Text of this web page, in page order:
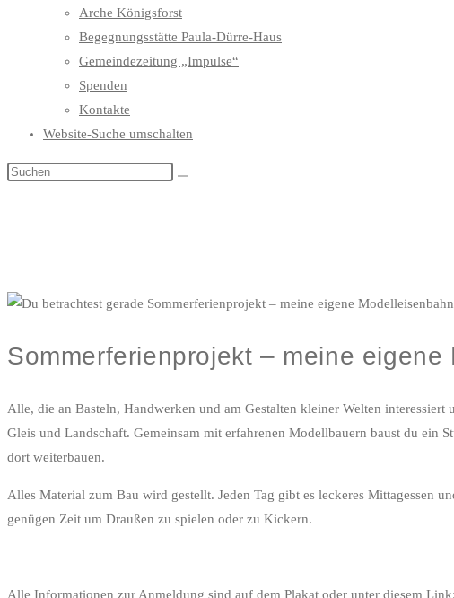
Arche Königsforst
Begegnungsstätte Paula-Dürre-Haus
Gemeindezeitung „Impulse“
Spenden
Kontakte
Website-Suche umschalten
Sommerferienprojekt – meine eigene
Alle, die an Basteln, Handwerken und am Gestalten kleiner Welten
Gleis und Landschaft. Gemeinsam mit erfahrenen Modellbauern baust du ein
dort weiterbauen.
Alles Material zum Bau wird gestellt. Jeden Tag gibt es leckeres Mittagessen
genügen Zeit um Draußen zu spielen oder zu Kickern.
Alle Informationen zur Anmeldung sind auf dem Plakat oder unter diesem Link: